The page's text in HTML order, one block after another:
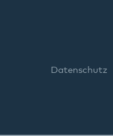
Datenschutz